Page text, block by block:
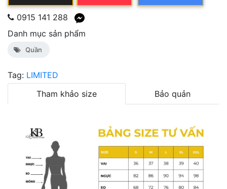
0915 141 288
Danh mục sản phẩm
Quần
Tag: LIMITED
Tham khảo size
Bảo quản